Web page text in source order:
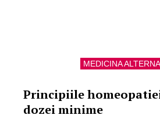
MEDICINA
Principiile
dozei minime